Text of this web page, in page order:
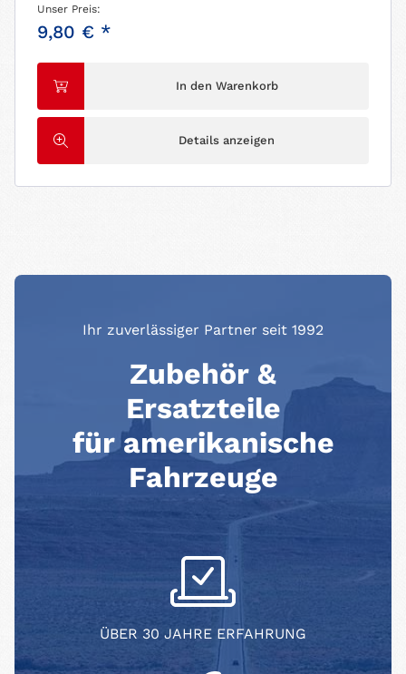
Unser Preis:
9,80 € *
In den Warenkorb
Details anzeigen
Ihr zuverlässiger Partner seit 1992
Zubehör &
Ersatzteile
für amerikanische
Fahrzeuge
ÜBER 30 JAHRE ERFAHRUNG